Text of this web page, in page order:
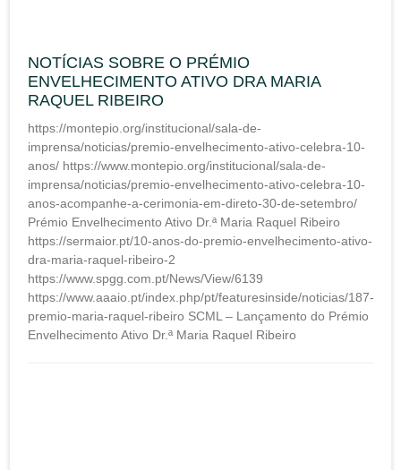
NOTÍCIAS SOBRE O PRÉMIO
ENVELHECIMENTO ATIVO DRA MARIA
RAQUEL RIBEIRO
https://montepio.org/institucional/sala-de-
imprensa/noticias/premio-envelhecimento-ativo-celebra-10-
anos/ https://www.montepio.org/institucional/sala-de-
imprensa/noticias/premio-envelhecimento-ativo-celebra-10-
anos-acompanhe-a-cerimonia-em-direto-30-de-setembro/
Prémio Envelhecimento Ativo Dr.ª Maria Raquel Ribeiro
https://sermaior.pt/10-anos-do-premio-envelhecimento-ativo-
dra-maria-raquel-ribeiro-2
https://www.spgg.com.pt/News/View/6139
https://www.aaaio.pt/index.php/pt/featuresinside/noticias/187-
premio-maria-raquel-ribeiro SCML – Lançamento do Prémio
Envelhecimento Ativo Dr.ª Maria Raquel Ribeiro